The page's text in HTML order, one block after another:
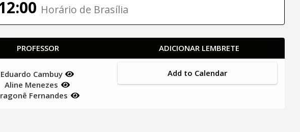
Horário de Brasília
PROFESSOR ADICIONAR LEMBRETE
Eduardo Cambuy
Aline Menezes
Fernandes
Add to Calendar